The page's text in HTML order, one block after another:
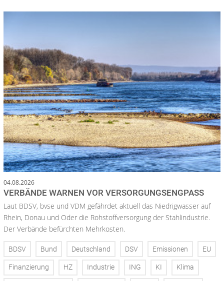
04.08.2026
VERBÄNDE WARNEN VOR VERSORGUNGSENGPASS
Laut BDSV, bvse und VDM gefährdet aktuell das Niedrigwasser auf
Rhein, Donau und Oder die Rohstoffversorgung der Stahlindustrie.
Der Verbände befürchten Mehrkosten.
BDSV Bund Deutschland DSV Emissionen EU
Finanzierung HZ Industrie ING KI Klima